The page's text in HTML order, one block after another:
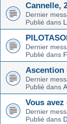
Cannelle,
Dernier
Publié dans
Dernier
Publié dans
Ascention
Dernier
Publié dans
Vous
Dernier
Publié dans